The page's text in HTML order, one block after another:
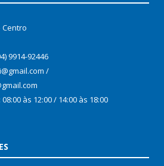
Centro
9914-92446
/
às 12:00 / 14:00 às 18:00